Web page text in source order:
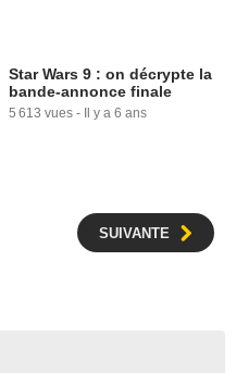
Star Wars 9 : on décrypte la
bande-annonce finale
5 613 vues - Il y a 6 ans
SUIVANTE